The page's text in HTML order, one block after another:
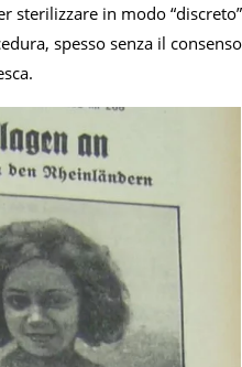
sterilizzare in modo
spesso senza il